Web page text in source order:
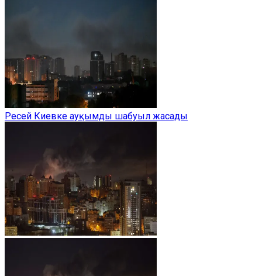
Ресей Киевке ауқымды шабуыл жасады